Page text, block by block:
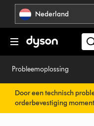
Navigatie
overslaan
Nederland
op
Probleemoplossing
Door een technisch
orderbevestiging
aan een snelle